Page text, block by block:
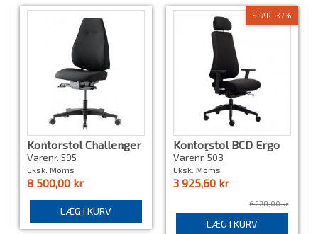
Kontorstol Challenger
6340+. Ny
Varenr. 595
Eksk. Moms
8 500,00 kr
LÆG I KURV
SPAR -37%
Kontorstol BCD Ergo
04 10 ÅRS GARANTI
Varenr. 503
Eksk. Moms
3 925,60 kr
6 228,00 kr
LÆG I KURV